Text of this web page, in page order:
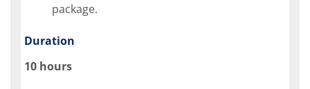
package.
Duration
10 hours